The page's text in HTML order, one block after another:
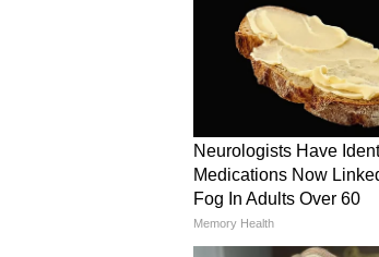
फास्टट्रैक टीज
ब्लैक मिनिमल कलर में
इसमें केस और स्ट्रैप
होते हैं। आप इसे अमेजन
क्यों खरीदें ?
प्लास्टिक-PU
यह यूनिसेक्स